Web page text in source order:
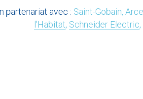
partenariat avec : Saint-Gobain,
l'Habitat, Schneider Electric,